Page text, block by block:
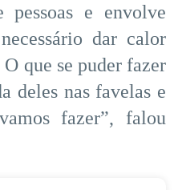
pessoas e envolve
dar calor
que se puder fazer
deles nas favelas e
fazer”, falou